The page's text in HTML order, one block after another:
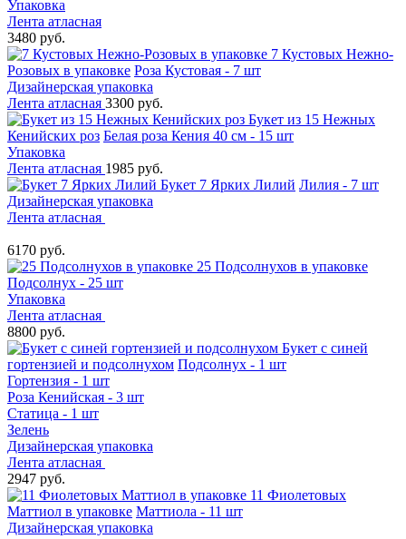
Упаковка
Лента атласная
3480 руб.
7 Кустовых Нежно-
Розовых в упаковке Роза Кустовая - 7 шт
Дизайнерская упаковка
Лента атласная 3300 руб.
Букет из 15 Нежных
Кенийских роз Белая роза Кения 40 см - 15 шт
Упаковка
Лента атласная 1985 руб.
Букет 7 Ярких Лилий Лилия - 7 шт
Дизайнерская упаковка
Лента атласная
6170 руб.
25 Подсолнухов в упаковке
Подсолнух - 25 шт
Упаковка
Лента атласная
8800 руб.
Букет с синей
гортензией и подсолнухом Подсолнух - 1 шт
Гортензия - 1 шт
Роза Кенийская - 3 шт
Статица - 1 шт
Зелень
Дизайнерская упаковка
Лента атласная
2947 руб.
11 Фиолетовых
Маттиол в упаковке Маттиола - 11 шт
Дизайнерская упаковка